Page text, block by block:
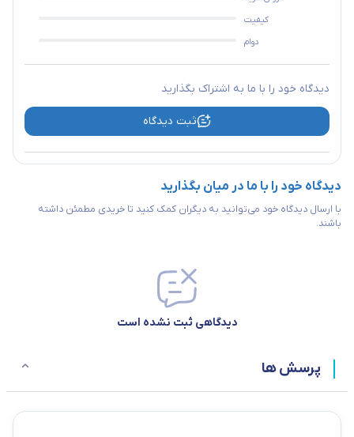
کیفیت
دوام
دیدگاه خود را با ما به اشتراک بگذارید
ثبت دیدگاه
دیدگاه خود را با ما در میان بگذارید
با ارسال دیدگاه خود می‌توانید به دیگران کمک کنید تا خریدی مطمئن داشته
باشند.
دیدگاهی ثبت نشده است
پرسش ها